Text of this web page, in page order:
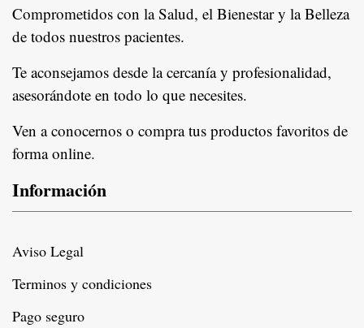
Comprometidos con la Salud, el Bienestar y la Belleza
de todos nuestros pacientes.
Te aconsejamos desde la cercanía y profesionalidad,
asesorándote en todo lo que necesites.
Ven a conocernos o compra tus productos favoritos de
forma online.
Información
Aviso Legal
Terminos y condiciones
Pago seguro